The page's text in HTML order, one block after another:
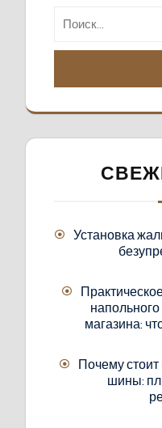
Установка
магазина:
Почему
шины: